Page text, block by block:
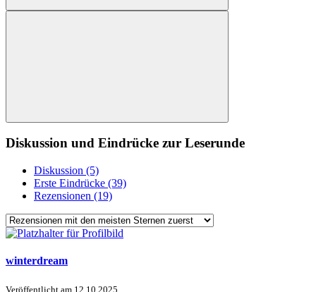
Diskussion und Eindrücke zur Leserunde
Diskussion (5)
Erste Eindrücke (39)
Rezensionen (19)
winterdream
Veröffentlicht am 12.10.2025